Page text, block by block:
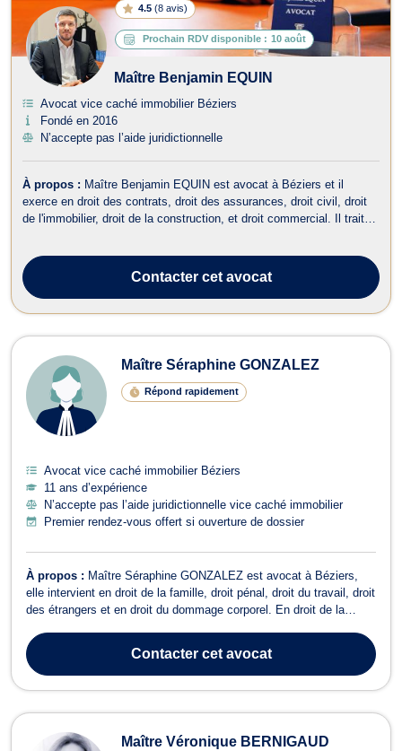
4.5 (8 avis)
Prochain RDV disponible : 10 août
Maître Benjamin EQUIN
Avocat vice caché immobilier Béziers
Fondé en 2016
N’accepte pas l’aide juridictionnelle
À propos : Maître Benjamin EQUIN est avocat à Béziers et il
exerce en droit des contrats, droit des assurances, droit civil, droit
de l'immobilier, droit de la construction, et droit commercial. Il traite
vices...
Contactercet avocat
Maître Séraphine GONZALEZ
Répond rapidement
Avocat vice caché immobilier Béziers
11 ans d’expérience
N’accepte pas l’aide juridictionnelle vice caché immobilier
Premier rendez-vous offert si ouverture de dossier
À propos : Maître Séraphine GONZALEZ est avocat à Béziers,
elle intervient en droit de la famille, droit pénal, droit du travail, droit
des étrangers et en droit du dommage corporel. En droit de la
divorce amiable ou contentieux, de la succession, de la sortie de
l'indivisio...
Contactercet avocat
Maître Véronique BERNIGAUD